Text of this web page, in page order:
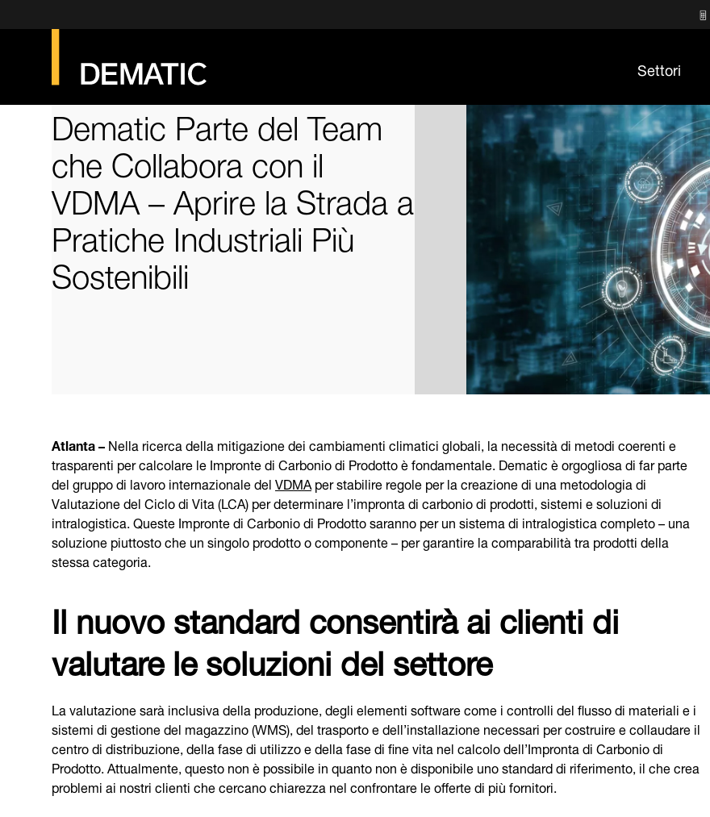
Settori
Dematic Parte del Team
che Collabora con il
VDMA – Aprire la Strada a
Pratiche Industriali Più
Sostenibili
Atlanta –Nella ricerca della mitigazione dei cambiamenti climatici globali, la necessità di metodi coerenti e
trasparenti per calcolare le Impronte di Carbonio di Prodotto è fondamentale. Dematic è orgogliosa di far parte
del gruppo di lavoro internazionale delVDMAper stabilire regole per la creazione di una metodologia di
Valutazione del Ciclo di Vita (LCA) per determinare l’impronta di carbonio di prodotti, sistemi e soluzioni di
intralogistica. Queste Impronte di Carbonio di Prodotto saranno per un sistema di intralogistica completo – una
soluzione piuttosto che un singolo prodotto o componente – per garantire la comparabilità tra prodotti della
stessa categoria.
Il nuovo standard consentirà ai clienti di
valutare le soluzioni del settore
La valutazione sarà inclusiva della produzione, degli elementi software come i controlli del flusso di materiali e i
sistemi di gestione del magazzino (WMS), del trasporto e dell’installazione necessari per costruire e collaudare il
centro di distribuzione, della fase di utilizzo e della fase di fine vita nel calcolo dell’Impronta di Carbonio di
Prodotto. Attualmente, questo non è possibile in quanto non è disponibile uno standard di riferimento, il che crea
problemi ai nostri clienti che cercano chiarezza nel confrontare le offerte di più fornitori.